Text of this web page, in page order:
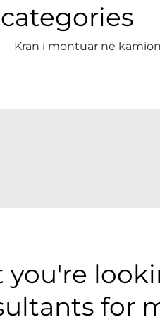
Kran i montuar në kamion
for